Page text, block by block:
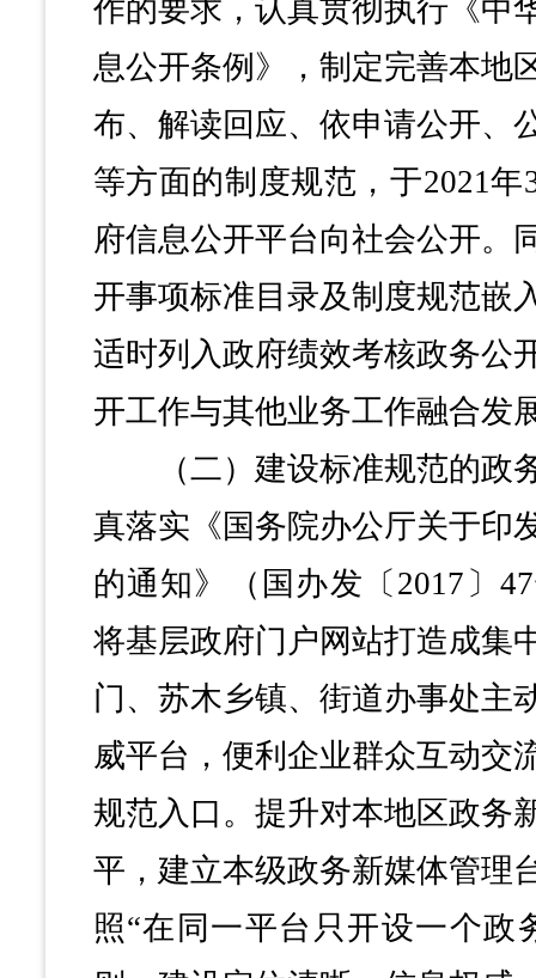
作的要求，认真贯彻执行《中
息公开条例》，制定完善本地
布、解读回应、依申请公开、
等方面的制度规范，于2021
府信息公开平台向社会公开。
开事项标准目录及制度规范嵌
适时列入政府绩效考核政务公
开工作与其他业务工作融合发
（二）建设标准规范的政
真落实《国务院办公厅关于印
的通知》（国办发〔2017〕
将基层政府门户网站打造成集
门、苏木乡镇、街道办事处主
威平台，便利企业群众互动交
规范入口。提升对本地区政务
平，建立本级政务新媒体管理
照“在同一平台只开设一个政